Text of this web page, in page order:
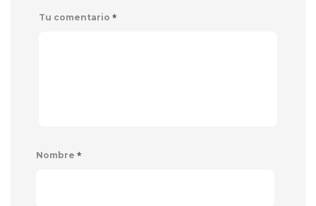
Tu comentario *
Nombre *